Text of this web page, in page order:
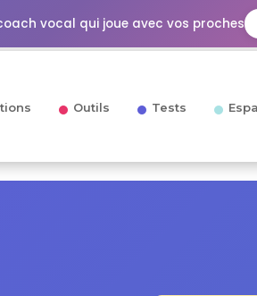
vocal qui joue avec vos proches
Outils Tests